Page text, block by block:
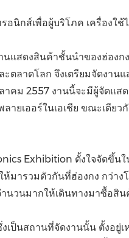
อนิกส์เพื่อผู้บริโภค เครื่อง
นแสดงสินค้าชั้นนำของฮ่อง
ตลาดโลก จึงเตรียมจัดงา
าคม 2557 งานนี้จะมีผู้จัดแ
ยเออร์ในเอเชีย ขณะเดีย
Exhibition ตั้งใจจัดขึ้
มารวมตัวกันที่ฮ่องกง กว่า
นวนมากให้เดินทางมาซื้อสิ
เป็นสถานที่จัดงานนั้น ตั้งอ